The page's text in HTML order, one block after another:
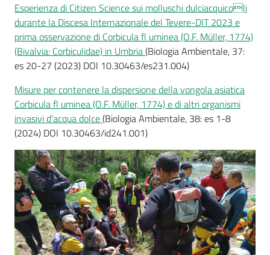
Esperienza di Citizen Science sui molluschi dulciacquicoli
durante la Discesa Internazionale del Tevere-DIT 2023 e
prima osservazione di Corbicula fl uminea (O.F. Müller, 1774)
(Bivalvia: Corbiculidae) in Umbria(Biologia Ambientale, 37:
es 20-27 (2023) DOI 10.30463/es231.004)
Misure per contenere la dispersione della vongola asiatica
Corbicula fl uminea (O.F. Müller, 1774) e di altri organismi
invasivi d’acqua dolce(Biologia Ambientale, 38: es 1-8
(2024) DOI 10.30463/id241.001)